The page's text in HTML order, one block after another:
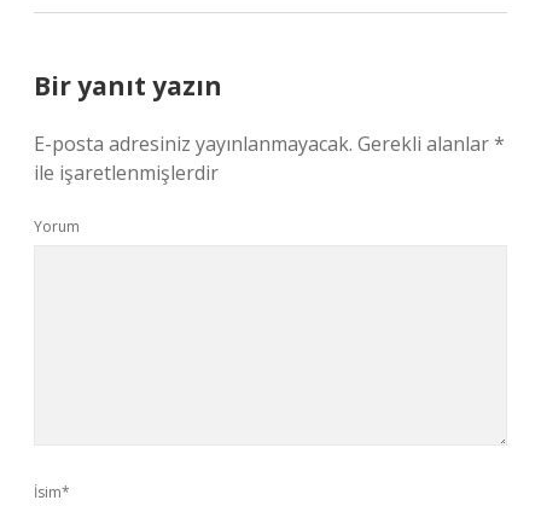
Bir yanıt yazın
E-posta adresiniz yayınlanmayacak. Gerekli alanlar*
ile işaretlenmişlerdir
Yorum
İsim*